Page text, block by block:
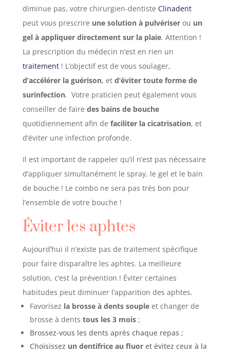
diminue pas, votre chirurgien-dentiste Clinadent
peut vous prescrire une solution à pulvériserou un
gel à appliquer directement sur la plaie. Attention !
La prescription du médecin n’est en rien un
traitement! L’objectif est de vous soulager,
d’accélérer la guérison, et d’éviter toute forme de
surinfection. Votre praticien peut également vous
conseiller de faire des bains de bouche
quotidiennement afin de faciliter la cicatrisation, et
d’éviter une infection profonde.
Il est important de rappeler qu’il n’est pas nécessaire
d’appliquer simultanément le spray, le gel et le bain
de bouche ! Le combo ne sera pas très bon pour
l’ensemble de votre bouche !
Éviter les aphtes
Aujourd’hui il n’existe pas de traitement spécifique
pour faire disparaître les aphtes. La meilleure
solution, c’est la prévention ! Éviter certaines
habitudes peut diminuer l’apparition des aphtes.
Favorisez la brosse à dents soupleet changer de
brosse à dents tous les 3 mois;
Brossez-vous les dents après chaque repas ;
Choisissez un dentifrice au fluoret évitez ceux à la